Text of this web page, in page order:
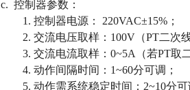
c. 控制器参数：
1. 控制器电源： 220VAC±15%；
2. 交流电压取样：100V（PT二次线
3. 交流电流取样：0~5A（若PT取二
4. 动作间隔时间：1~60分可调；
5. 动作需系统稳定时间：2~10分可